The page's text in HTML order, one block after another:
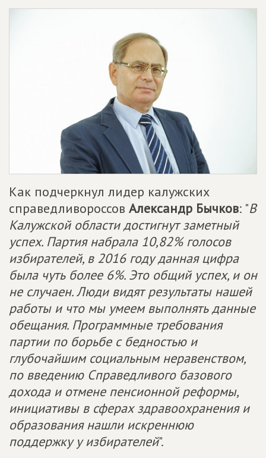
Как подчеркнул лидер калужских
справедливороссов Александр Бычков: "В
Калужской области достигнут заметный
успех. Партия набрала 10,82% голосов
избирателей, в 2016 году данная цифра
была чуть более 6%. Это общий успех, и он
не случаен. Люди видят результаты нашей
работы и что мы умеем выполнять данные
обещания. Программные требования
партии по борьбе с бедностью и
глубочайшим социальным неравенством,
по введению Справедливого базового
дохода и отмене пенсионной реформы,
инициативы в сферах здравоохранения и
образования нашли искреннюю
поддержку у избирателей".